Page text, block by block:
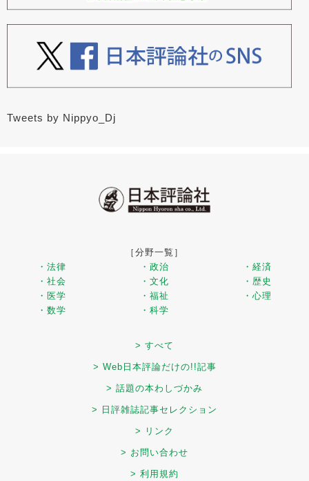
Tweets by Nippyo_Dj
［分野一覧］
・法律
・政治
・経済
・社会
・文化
・歴史
・医学
・福祉
・心理
・数学
・科学
> すべて
> Web日本評論だけの!!記事
> 話題の本わしづかみ
> 日評雑誌記事セレクション
> リンク
> お問い合わせ
> 利用規約